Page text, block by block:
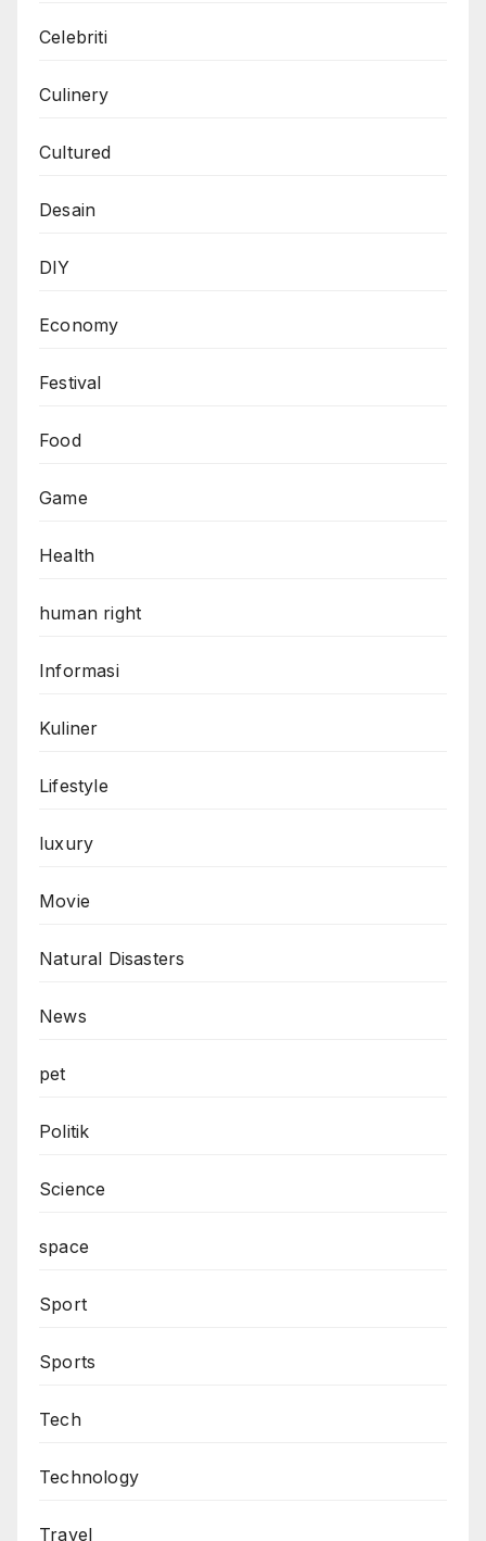
Celebriti
Culinery
Cultured
Desain
DIY
Economy
Festival
Food
Game
Health
human right
Informasi
Kuliner
Lifestyle
luxury
Movie
Natural Disasters
News
pet
Politik
Science
space
Sport
Sports
Tech
Technology
Travel